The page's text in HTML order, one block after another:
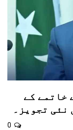
خاتمے کے
نئی تجویز۔